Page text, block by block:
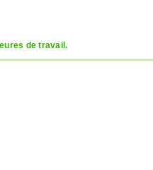
de travail.